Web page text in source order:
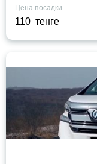
Цена посадки
110 тенге